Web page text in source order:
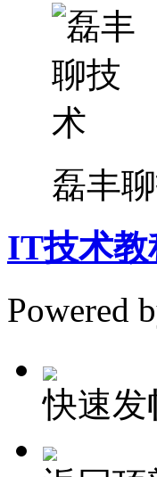
磊丰
IT技术教
Powered
快速发